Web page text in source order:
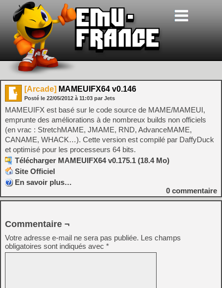
[Arcade] MAMEUIFX64 v0.146
Posté le 22/05/2012 à 11:03 par Jets
MAMEUIFX est basé sur le code source de MAME/MAMEUI,
emprunte des améliorations à de nombreux builds non officiels
(en vrac : StretchMAME, JMAME, RND, AdvanceMAME,
CANAME, WHACK…). Cette version est compilé par DaffyDuck
et optimisé pour les processeurs 64 bits.
Télécharger MAMEUIFX64 v0.175.1 (18.4 Mo)
Site Officiel
En savoir plus…
0 commentaire
Commentaire ¬
Votre adresse e-mail ne sera pas publiée. Les champs
obligatoires sont indiqués avec *